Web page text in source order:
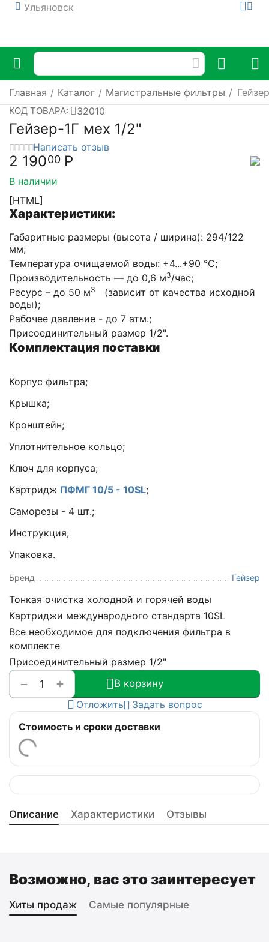
Ульяновск
Главная / Каталог / Магистральные фильтры /
КОД ТОВАРА: 32010
Гейзер-1Г мех 1/2"
Написать отзыв
2 19000 Р
В наличии
[HTML]
Характеристики:
Габаритные размеры (высота / ширина): 294/122
мм;
Температура очищаемой воды: +4...+90 °С;
Производительность — до 0,6 м3/час;
Ресурс – до 50 м3
(зависит от качества исходной
воды);
Рабочее давление - до 7 атм.;
Присоединительный размер 1/2".
Комплектация поставки
Корпус фильтра;
Крышка;
Кронштейн;
Уплотнительное кольцо;
Ключ для корпуса;
Картридж ПФМГ 10/5 - 10SL;
Саморезы - 4 шт.;
Инструкция;
Упаковка.
Бренд Гейзер
Тонкая очистка холодной и горячей воды
Картриджи международного стандарта 10SL
Все необходимое для подключения фильтра в
комплекте
Присоединительный размер 1/2"
+
−
В корзину
Отложить
Задать вопрос
Стоимость и сроки доставки
Описание Характеристики Отзывы
Возможно, вас это заинтересует
Хиты продаж Самые популярные